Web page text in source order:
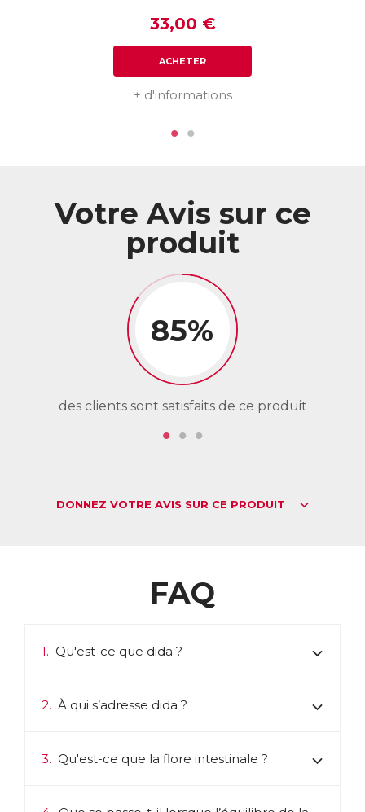
33,00 €
ACHETER
+ d'informations
Votre Avis sur ce
produit
85%
des clients sont satisfaits de ce produit
DONNEZ VOTRE AVIS SUR CE PRODUIT
FAQ
1. Qu'est-ce que dida ?
2. À qui s’adresse dida ?
3. Qu'est-ce que la flore intestinale ?